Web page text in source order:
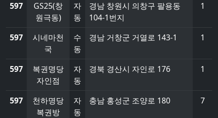
597
GS25(창
원극동)
자
동
경남 창원시 의창구 팔용동
104-1번지
1
597
시네마천
국
수
동
경남 거창군 거열로 143-1 1
597
복권명당
자인점
자
동
경북 경산시 자인로 176 1
597
천하명당
복권방
자
동
충남 홍성군 조양로 180 7